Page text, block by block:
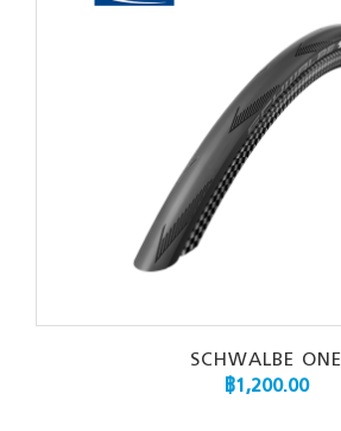
SCHWALBE ONE
฿1,200.00